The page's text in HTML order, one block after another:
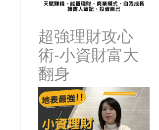
超強理財攻心
術-小資財富大
翻身